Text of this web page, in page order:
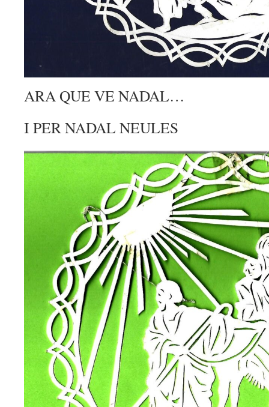
ARA QUE VE NADAL…
I PER NADAL NEULES